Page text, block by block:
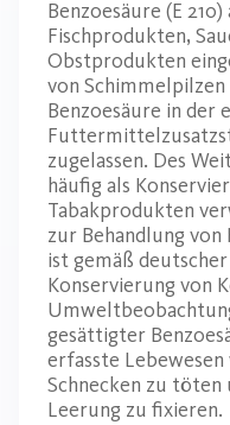
Benzoesäure (E
Fischprodukten,
Obstprodukten
von
Benzoesäure in der
zugelassen. Des
häufig als
Tabakprodukten
zur Behandlung
ist gemäß
Konservierung von
gesättigter
erfasste
Schnecken zu töten
Leerung zu fixieren.